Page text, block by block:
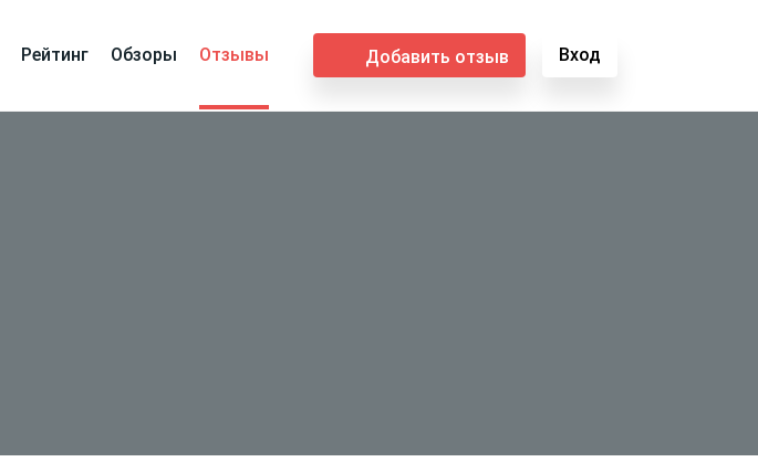
Рейтинг Обзоры Отзывы Добавить отзыв Вход